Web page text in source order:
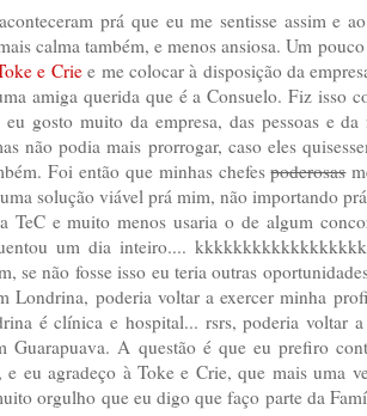
prá que eu me sentisse assim e
calma também, e menos ansiosa. Um
e Criee me colocar à disposição da
amiga querida que é a Consuelo. Fiz isso
gosto muito da empresa, das pessoas e
não podia mais prorrogar, caso eles
Foi então que minhas chefespoderosas
solução viável prá mim, não importando
TeC e muito menos usaria o de algum
um dia inteiro....
se não fosse isso eu teria outras
Londrina, poderia voltar a exercer minha
é clínica e hospital... rsrs, poderia voltar
Guarapuava. A questão é que eu prefiro
eu agradeço à Toke e Crie, que mais uma
orgulho que eu digo que faço parte da